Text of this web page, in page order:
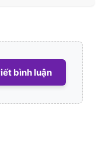
bình luận